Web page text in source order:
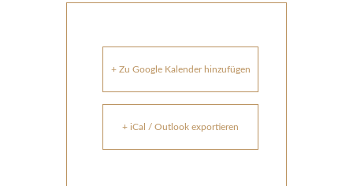
+ Zu Google Kalender hinzufügen
+ iCal / Outlook exportieren